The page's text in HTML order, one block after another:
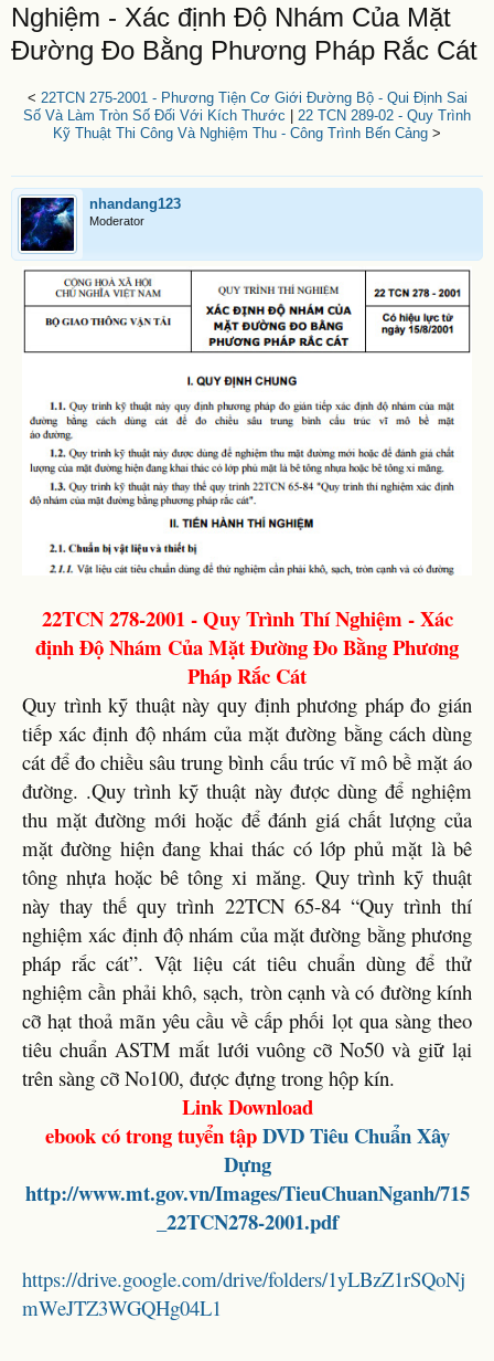
Nghiệm - Xác định Độ Nhám Của Mặt
Đường Đo Bằng Phương Pháp Rắc Cát
< 22TCN 275-2001 - Phương Tiện Cơ Giới Đường Bộ - Qui Định Sai
Số Và Làm Tròn Số Đối Với Kích Thước
22 TCN 289-02 - Quy Trình
Kỹ Thuật Thi Công Và Nghiệm Thu - Công Trình Bến Cảng >
nhandang123
Moderator
22TCN 278-2001 - Quy Trình Thí Nghiệm - Xác
định Độ Nhám Của Mặt Đường Đo Bằng Phương
Pháp Rắc Cát
Quy trình kỹ thuật này quy định phương pháp đo gián
tiếp xác định độ nhám của mặt đường bằng cách dùng
cát để đo chiều sâu trung bình cấu trúc vĩ mô bề mặt áo
đường. .Quy trình kỹ thuật này được dùng để nghiệm
thu mặt đường mới hoặc để đánh giá chất lượng của
mặt đường hiện đang khai thác có lớp phủ mặt là bê
tông nhựa hoặc bê tông xi măng. Quy trình kỹ thuật
này thay thế quy trình 22TCN 65-84 “Quy trình thí
nghiệm xác định độ nhám của mặt đường bằng phương
pháp rắc cát”. Vật liệu cát tiêu chuẩn dùng để thử
nghiệm cần phải khô, sạch, tròn cạnh và có đường kính
cỡ hạt thoả mãn yêu cầu về cấp phối lọt qua sàng theo
tiêu chuẩn ASTM mắt lưới vuông cỡ No50 và giữ lại
trên sàng cỡ No100, được đựng trong hộp kín.
Link Download
ebook có trong tuyển tậpDVDTiêu Chuẩn Xây
Dựng
http://www.mt.gov.vn/Images/TieuChuanNganh/715
_22TCN278-2001.pdf
https://drive.google.com/drive/folders/1yLBzZ1rSQoNj
mWeJTZ3WGQHg04L1